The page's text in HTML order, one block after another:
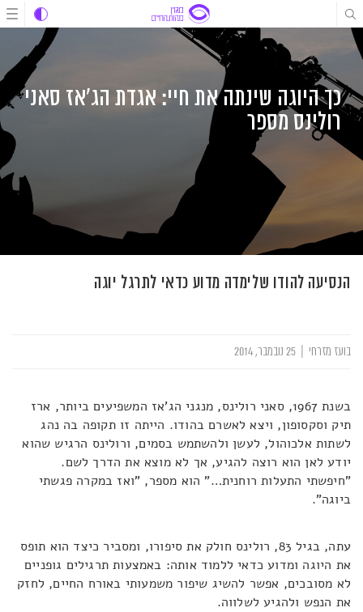
דלג
לתוכן
דלג
לתוכן
דלג
לניווט
כך היוגה שינתה את חיי: אגדת הג'אז סאני
רולינס מספר
הנסיעה להודו שלימדה מדוע כדאי לתרגל יוגה
בועז מזרחי
בשנת 1967, סאני רולינס, מנגני הג'אז המשפיעים ביותר, ארז
תיק וסקסופון, ויצא לאשרם בהודו. הייתה זו תקופה בה נהג
לשתות אלכוהול, לעשן ולהשתמש בסמים, ורולינס הרגיש שהוא
יודע לאן הוא רוצה להגיע, אך לא מוצא את הדרך לשם.
"חיפשתי התעלות רוחנית…" הוא מספר, "ואז במקרה פגשתי
ביוגה".
עתה, בגיל 83, רולינס חולק את סיפורו, ומסביר כיצד הוא תופס
את היוגה ומדוע כדאי ללמוד אותה: באמצעות תרגילים גופניים
לא מסובכים, אפשר להשיג שיפור משמעותי באורח החיים, לחזק
את הנפש ולהגיע לשלווה.